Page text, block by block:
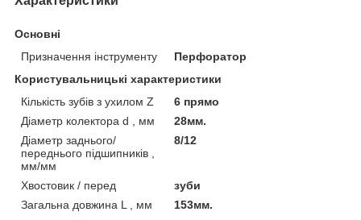
Основні
Призначення інструменту
Перфоратор
Користувальницькі характеристики
Кількість зубів з ухилом Z
6 прямо
Діаметр колектора d , мм
28мм.
Діаметр заднього/
переднього підшипників ,
мм/мм
8/12
Хвостовик / перед
зуби
Загальна довжина L , мм
153мм.